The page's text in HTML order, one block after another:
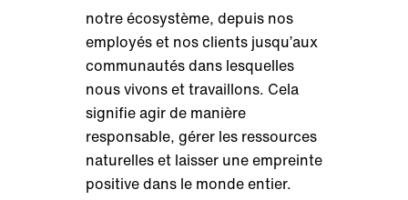
notre écosystème, depuis nos
employés et nos clients jusqu’aux
communautés dans lesquelles
nous vivons et travaillons. Cela
signifie agir de manière
responsable, gérer les ressources
naturelles et laisser une empreinte
positive dans le monde entier.